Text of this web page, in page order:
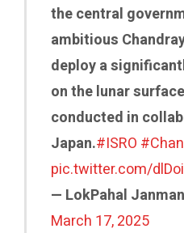
the central
ambitious
deploy a
on the lunar
conducted in
Japan.#ISRO
pic.twitter.com/
— LokPahal
March 17, 2025